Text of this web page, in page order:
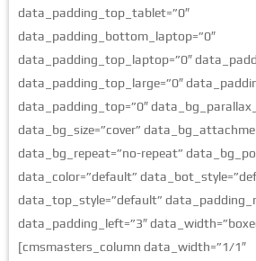
data_padding_top_tablet=”0″
data_padding_bottom_laptop=”0″
data_padding_top_laptop=”0″
data_padding_top_large=”0″
data_padding_top=”0″
data_bg_size=”cover”
data_bg_repeat=”no-repeat”
data_color=”default”
data_top_style=”default”
data_padding_left=”3″
[cmsmasters_column data_width=”1/1″